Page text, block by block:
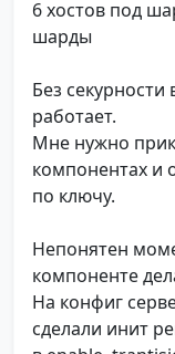
6 хостов под
шарды
Без секурности
работает.
Мне нужно
компонентах и
по ключу.
Непонятен
компоненте
На конфиг
сделали инит